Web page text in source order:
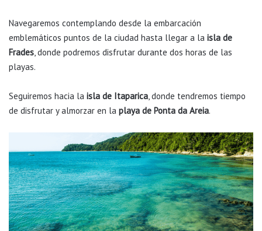
Navegaremos contemplando desde la embarcación
emblemáticos puntos de la ciudad hasta llegar a la isla de
Frades , donde podremos disfrutar durante dos horas de las
playas.
Seguiremos hacia la isla de Itaparica , donde tendremos tiempo
de disfrutar y almorzar en la playa de Ponta da Areia.